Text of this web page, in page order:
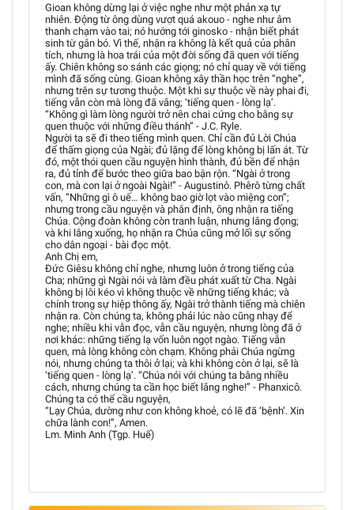
Gioan không dừng lại ở việc nghe như một phản xạ tự
nhiên. Động từ ông dùng vượt quá akouo - nghe như âm
thanh chạm vào tai; nó hướng tới ginosko - nhận biết phát
sinh từ gắn bó. Vì thế, nhận ra không là kết quả của phân
tích, nhưng là hoa trái của một đời sống đã quen với tiếng
ấy. Chiên không so sánh các giọng; nó chỉ quay về với tiếng
mình đã sống cùng. Gioan không xây thần học trên “nghe”,
nhưng trên sự tương thuộc. Một khi sự thuộc về này phai đi,
tiếng vẫn còn mà lòng đã vắng; ‘tiếng quen - lòng lạ’.
“Không gì làm lòng người trở nên chai cứng cho bằng sự
quen thuộc với những điều thánh” - J.C. Ryle.
Người ta sẽ đi theo tiếng mình quen. Chỉ cần đủ Lời Chúa
để thấm giọng của Ngài; đủ lặng để lòng không bị lấn át. Từ
đó, một thói quen cầu nguyện hình thành, đủ bền để nhận
ra, đủ tỉnh để bước theo giữa bao bận rộn. “Ngài ở trong
con, mà con lại ở ngoài Ngài!” - Augustinô. Phêrô từng chất
vấn, “Những gì ô uế… không bao giờ lọt vào miệng con”;
nhưng trong cầu nguyện và phân định, ông nhận ra tiếng
Chúa. Cộng đoàn không còn tranh luận, nhưng lắng đọng;
và khi lắng xuống, họ nhận ra Chúa cũng mở lối sự sống
cho dân ngoại - bài đọc một.
Anh Chị em,
Đức Giêsu không chỉ nghe, nhưng luôn ở trong tiếng của
Cha; những gì Ngài nói và làm đều phát xuất từ Cha. Ngài
không bị lôi kéo vì không thuộc về những tiếng khác; và
chính trong sự hiệp thông ấy, Ngài trở thành tiếng mà chiên
nhận ra. Còn chúng ta, không phải lúc nào cũng nhạy để
nghe; nhiều khi vẫn đọc, vẫn cầu nguyện, nhưng lòng đã ở
nơi khác: những tiếng lạ vốn luôn ngọt ngào. Tiếng vẫn
quen, mà lòng không còn chạm. Không phải Chúa ngừng
nói, nhưng chúng ta thôi ở lại; và khi không còn ở lại, sẽ là
‘tiếng quen - lòng lạ’. “Chúa nói với chúng ta bằng nhiều
cách, nhưng chúng ta cần học biết lắng nghe!” - Phanxicô.
Chúng ta có thể cầu nguyện,
“Lạy Chúa, dường như con không khoẻ, có lẽ đã ‘bệnh’. Xin
chữa lành con!”, Amen.
Lm. Minh Anh (Tgp. Huế)